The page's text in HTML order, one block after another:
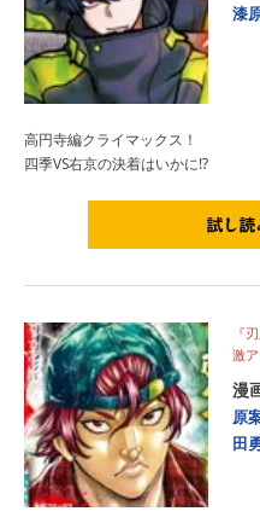
漆
高円寺編クライマックス！
四季VS右京の決着はいかに⁉
『
激
漫
原
田